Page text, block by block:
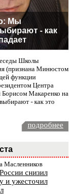
Мы
- как
Школы
(признана Минюстом
функции
Центра
Борисом Макаренко на
- как это
подробнее
Масленников
снизил
и ужесточил